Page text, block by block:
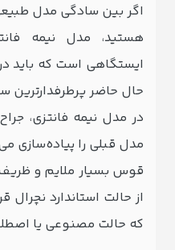
اگر بین سادگی مدل
ایستگاهی است که باید
حال حاضر پرطرفدارترین
در مدل نیمه ‌فانتزی،
مدل قبلی را پیاده‌سازی
قوس بسیار ملایم و ظریف
از حالت استاندارد نچرال
که حالت مصنوعی یا